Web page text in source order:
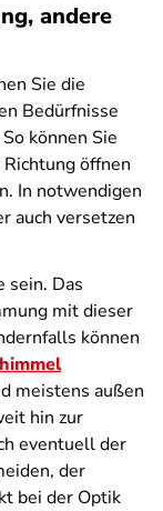
andere
Sie die
Bedürfnisse
können Sie
öffnen
In notwendigen
auch versetzen
sein. Das
mit dieser
können
meistens außen
hin zur
eventuell der
der
bei der Optik